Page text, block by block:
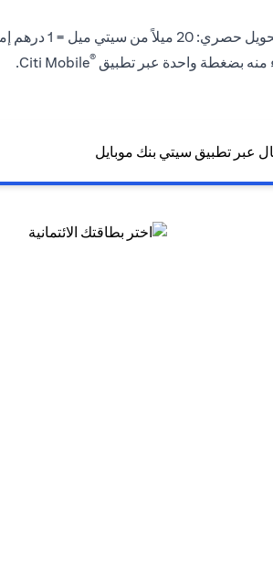
درهم إماراتي .
منه بضغطة واحدة عبر تطبيق ®
Citi Mobile.
عبر تطبيق سيتي بنك موبايل